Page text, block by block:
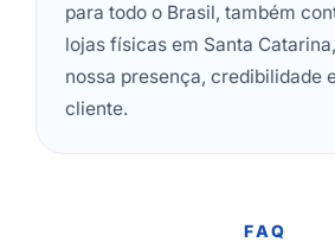
para todo o Brasil, também
lojas físicas em Santa
nossa presença, credibilidade
cliente.
FAQ